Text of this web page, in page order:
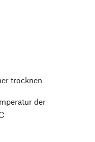
trocknen
der